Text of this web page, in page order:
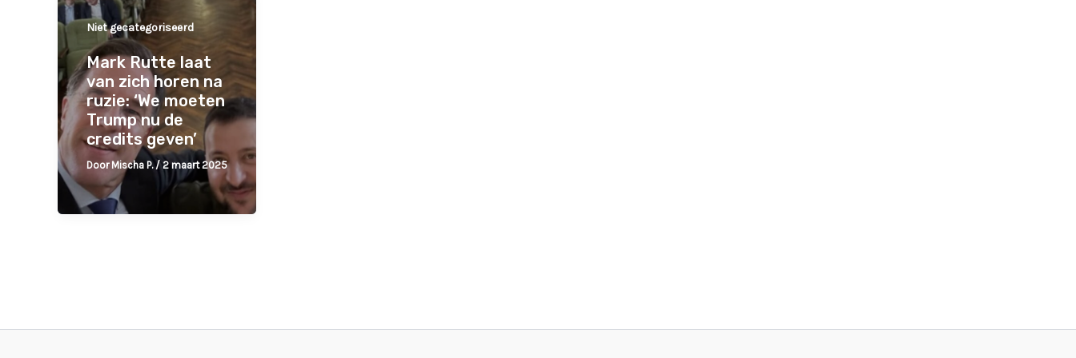
Niet gecategoriseerd
Mark Rutte laat
van zich horen na
ruzie: ‘We moeten
Trump nu de
credits geven’
Door Mischa P./2 maart 2025